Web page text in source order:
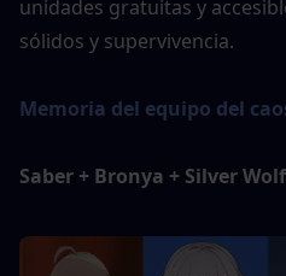
unidades gratuitas y
sólidos y supervivencia.
Memoria del equipo del
Saber + Bronya + Silver